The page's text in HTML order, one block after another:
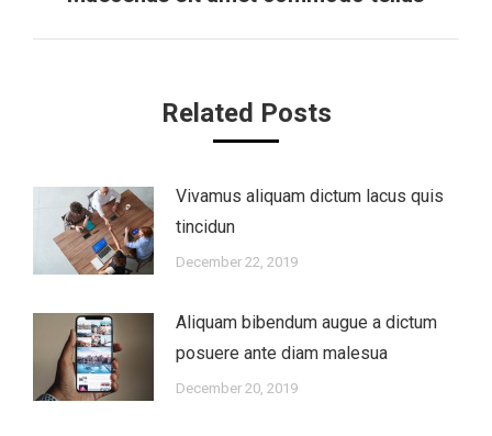
Related Posts
Vivamus aliquam dictum lacus quis
tincidun
December 22, 2019
Aliquam bibendum augue a dictum
posuere ante diam malesua
December 20, 2019